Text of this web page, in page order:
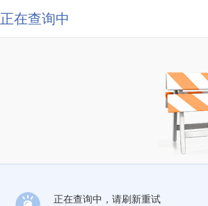
正在查询中
正在查询中，请刷新重试